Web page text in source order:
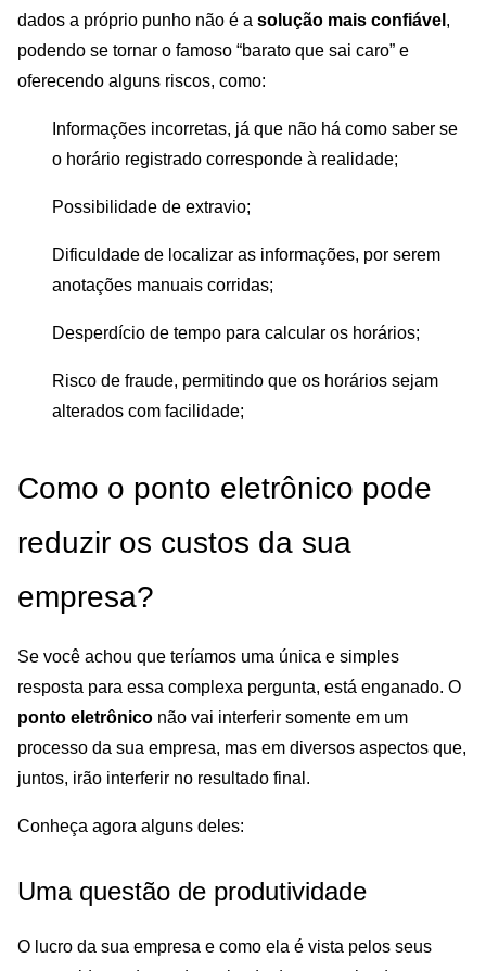
dados a próprio punho não é a solução mais confiável ,
podendo se tornar o famoso “barato que sai caro” e
oferecendo alguns riscos, como:
Informações incorretas, já que não há como saber se
o horário registrado corresponde à realidade;
Possibilidade de extravio;
Dificuldade de localizar as informações, por serem
anotações manuais corridas;
Desperdício de tempo para calcular os horários;
Risco de fraude, permitindo que os horários sejam
alterados com facilidade;
Como o ponto eletrônico pode
reduzir os custos da sua
empresa?
Se você achou que teríamos uma única e simples
resposta para essa complexa pergunta, está enganado. O
ponto eletrônico não vai interferir somente em um
processo da sua empresa, mas em diversos aspectos que,
juntos, irão interferir no resultado final.
Conheça agora alguns deles:
Uma questão de produtividade
O lucro da sua empresa e como ela é vista pelos seus